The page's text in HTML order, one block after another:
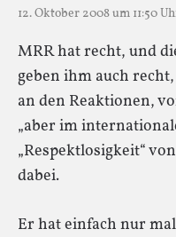
12. Oktober 2008 um 11:50
MRR hat recht, und
geben ihm auch
an den Reaktionen,
„aber im
„Respektlosigkeit“
dabei.
Er hat einfach nur